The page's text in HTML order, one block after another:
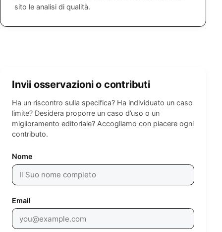
sito le analisi di qualità.
Invii osservazioni o contributi
Ha un riscontro sulla specifica? Ha individuato un caso
limite? Desidera proporre un caso d’uso o un
miglioramento editoriale? Accogliamo con piacere ogni
contributo.
Leave empty
Nome
Email